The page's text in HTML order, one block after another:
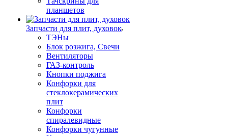
планшетов
Запчасти для плит, духовок
ТЭНы
Блок розжига, Свечи
Вентиляторы
ГАЗ-контроль
Кнопки поджига
Конфорки для
стеклокерамических
плит
Конфорки
спиралевидные
Конфорки чугунные